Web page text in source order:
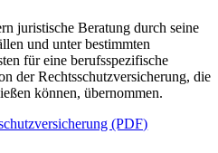
juristische Beratung durch seine
und unter bestimmten
für eine berufsspezifische
der Rechtsschutzversicherung, die
können, übernommen.
(PDF)